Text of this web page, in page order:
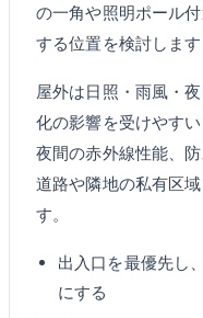
の一角や照明ポール
する位置を検討します
屋外は日照・雨風・
化の影響を受けやす
夜間の赤外線性能、
道路や隣地の私有区
す。
出入口を最優先し
にする